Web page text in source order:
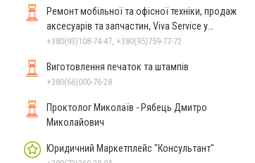
Ремонт мобільної та офісної техніки, продаж
аксесуарів та запчастин, Viva Service у
Миколаєві
+380(93)108-74-47, +380(95)759-77-72
Виготовлення печаток та штампів
+380(66)000-76-28
Проктолог Миколаїв - Рябець Дмитро
Миколайович
Юридичний Маркетплейс "Консультант"